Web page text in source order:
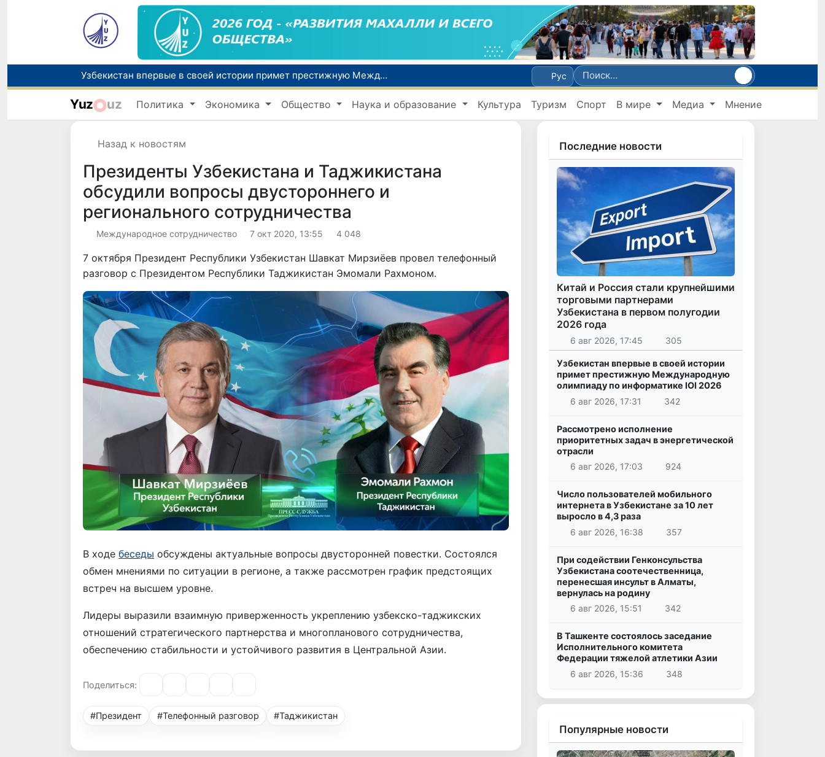
Узбекистан впервые в своей истории примет престижную Международную олимпиаду по информатике IOI 2026
Число пользователей мобильного интернета в Узбекистане за 10 лет выросло в 4,3 раза
При содействии Генконсульства Узбекистана соотечественница, перенесшая инсульт в Алматы, вернулась на родину
Рус
Yuz uz Политика Экономика Общество Наука и образование Культура Туризм Спорт В мире Медиа Мнение
Назад к новостям
Президенты Узбекистана и Таджикистана
обсудили вопросы двустороннего и
регионального сотрудничества
Международное сотрудничество 7 окт 2020, 13:55 4 048
7 октября Президент Республики Узбекистан Шавкат Мирзиёев провел телефонный
разговор с Президентом Республики Таджикистан Эмомали Рахмоном.
В ходе беседы обсуждены актуальные вопросы двусторонней повестки. Состоялся
обмен мнениями по ситуации в регионе, а также рассмотрен график предстоящих
встреч на высшем уровне.
Лидеры выразили взаимную приверженность укреплению узбекско-таджикских
отношений стратегического партнерства и многопланового сотрудничества,
обеспечению стабильности и устойчивого развития в Центральной Азии.
Поделиться:
#Президент #Телефонный разговор #Таджикистан
Последние новости
Китай и Россия стали крупнейшими
торговыми партнерами
Узбекистана в первом полугодии
2026 года
6 авг 2026, 17:45 305
Узбекистан впервые в своей истории
примет престижную Международную
олимпиаду по информатике IOI 2026
6 авг 2026, 17:31
342
Рассмотрено исполнение
приоритетных задач в энергетической
отрасли
6 авг 2026, 17:03
924
Число пользователей мобильного
интернета в Узбекистане за 10 лет
выросло в 4,3 раза
6 авг 2026, 16:38
357
При содействии Генконсульства
Узбекистана соотечественница,
перенесшая инсульт в Алматы,
вернулась на родину
6 авг 2026, 15:51
342
В Ташкенте состоялось заседание
Исполнительного комитета
Федерации тяжелой атлетики Азии
6 авг 2026, 15:36
348
Популярные новости